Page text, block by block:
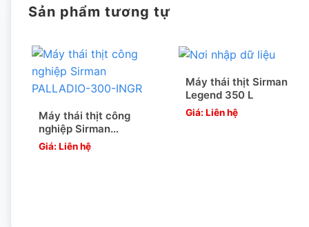
Sản phẩm tương tự
Máy thái thịt công
nghiệp Sirman
PALLADIO-300-
INGR
Giá: Liên hệ
Máy thái thịt Sirman
Legend 350 L
Giá: Liên hệ